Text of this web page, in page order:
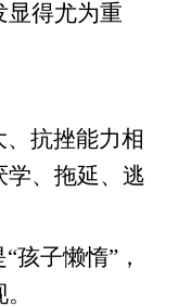
显得尤为重
抗挫能力相
学、拖延、逃
孩子懒惰”，